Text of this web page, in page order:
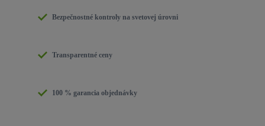
Bezpečnostné kontroly na svetovej úrovni
Transparentné ceny
100 % garancia objednávky